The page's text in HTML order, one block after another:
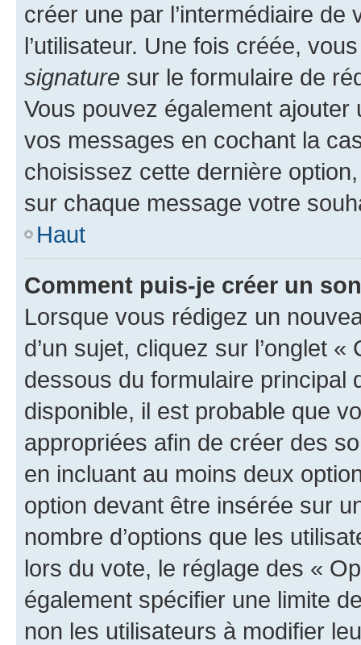
créer une par l’intermédiaire
l’utilisateur. Une fois créée,
signature sur le formulaire de
Vous pouvez également
vos messages en cochant la
choisissez cette dernière
sur chaque message votre
Haut
Comment puis-je créer un
Lorsque vous rédigez un
d’un sujet, cliquez sur l’onglet
dessous du formulaire principal
disponible, il est probable que
appropriées afin de créer des
en incluant au moins deux
option devant être insérée sur
nombre d’options que les
lors du vote, le réglage des «
également spécifier une limite
non les utilisateurs à modifier